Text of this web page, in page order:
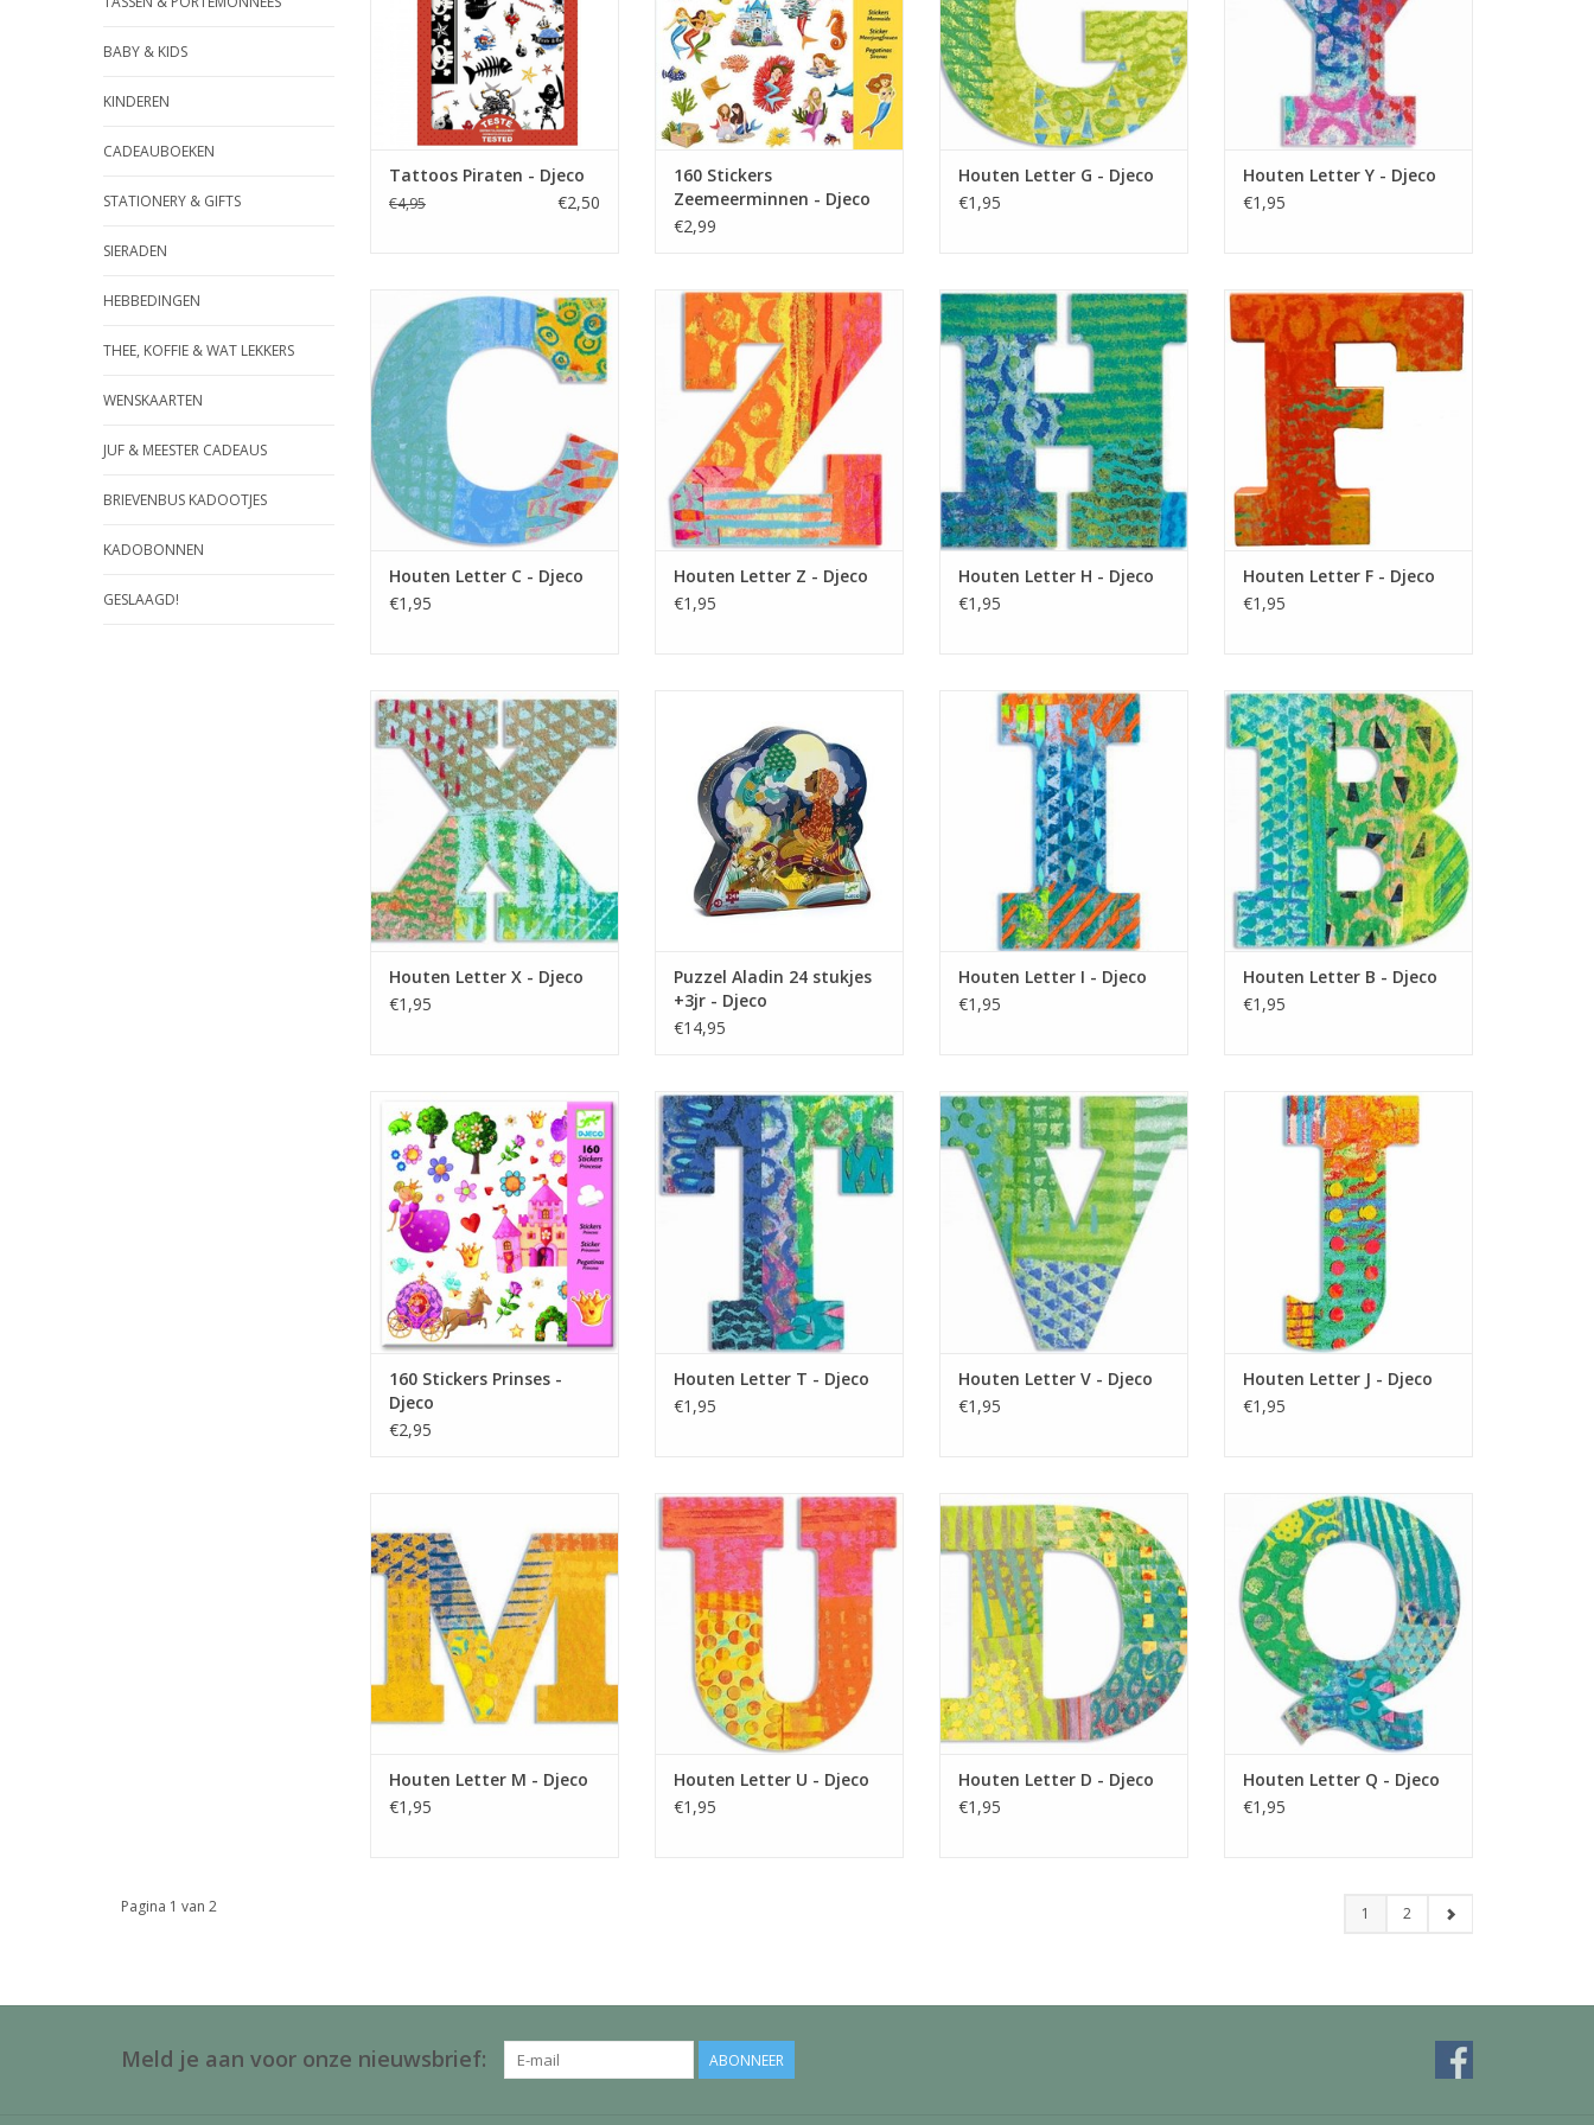
BABY & KIDS
KINDEREN
CADEAUBOEKEN
STATIONERY & GIFTS
SIERADEN
HEBBEDINGEN
THEE, KOFFIE & WAT LEKKERS
WENSKAARTEN
JUF & MEESTER CADEAUS
BRIEVENBUS KADOOTJES
KADOBONNEN
GESLAAGD!
TOEVOEGEN AAN WINKELWAGEN
Tattoos Piraten - Djeco
€4,95 €2,50
beloningsstickers.
TOEVOEGEN AAN WINKELWAGEN
160 Stickers
Zeemeerminnen - Djeco
€2,99
TOEVOEGEN AAN WINKELWAGEN
Houten Letter G - Djeco
€1,95
TOEVOEGEN AAN WINKELWAGEN
Houten Letter Y - Djeco
€1,95
Gekleurde Houten Letter uit de
serie Peacock. Leuk om op een
Slaapkamer deur te plakken,
maar ook om mee te versieren.
TOEVOEGEN AAN WINKELWAGEN
Houten Letter C - Djeco
€1,95
Gekleurde Houten Letter uit de
serie Peacock. Leuk om op een
Slaapkamer deur te plakken,
maar ook om mee te versieren.
TOEVOEGEN AAN WINKELWAGEN
Houten Letter Z - Djeco
€1,95
Gekleurde Houten Letter uit de
serie Peacock. Leuk om op een
Slaapkamer deur te plakken,
maar ook om mee te versieren.
TOEVOEGEN AAN WINKELWAGEN
Houten Letter H - Djeco
€1,95
Gekleurde Houten Letter uit de
serie Peacock. Leuk om op een
Slaapkamer deur te plakken,
maar ook om mee te versieren.
TOEVOEGEN AAN WINKELWAGEN
Houten Letter F - Djeco
€1,95
Gekleurde Houten Letter uit de
serie Peacock. Leuk om op een
Slaapkamer deur te plakken,
maar ook om mee te versieren.
TOEVOEGEN AAN WINKELWAGEN
Houten Letter X - Djeco
€1,95
Djeco
TOEVOEGEN AAN WINKELWAGEN
Puzzel Aladin 24 stukjes
+3jr - Djeco
€14,95
Gekleurde Houten Letter uit de
serie Peacock. Leuk om op een
Slaapkamer deur te plakken,
maar ook om mee te versieren.
TOEVOEGEN AAN WINKELWAGEN
Houten Letter I - Djeco
€1,95
Gekleurde Houten Letter uit de
serie Peacock. Leuk om op een
Slaapkamer deur te plakken,
maar ook om mee te versieren.
TOEVOEGEN AAN WINKELWAGEN
Houten Letter B - Djeco
€1,95
Vrolijke prinsessenstickers van
het merk Djeco. Leuk om je
kunstwerkjes mee op te vrolijken,
maar ook te gebruiken als
beloningsstickers.
TOEVOEGEN AAN WINKELWAGEN
160 Stickers Prinses -
Djeco
€2,95
Gekleurde Houten Letter uit de
serie Peacock. Leuk om op een
Slaapkamer deur te plakken,
maar ook om mee te versieren.
TOEVOEGEN AAN WINKELWAGEN
Houten Letter T - Djeco
€1,95
Gekleurde Houten Letter uit de
serie Peacock. Leuk om op een
Slaapkamer deur te plakken,
maar ook om mee te versieren.
TOEVOEGEN AAN WINKELWAGEN
Houten Letter V - Djeco
€1,95
Gekleurde Houten Letter uit de
serie Peacock. Leuk om op een
Slaapkamer deur te plakken,
maar ook om mee te versieren.
TOEVOEGEN AAN WINKELWAGEN
Houten Letter J - Djeco
€1,95
serie Peacock. Leuk om op een
Slaapkamer deur te plakken,
maar ook om mee te versieren.
TOEVOEGEN AAN WINKELWAGEN
Houten Letter M - Djeco
€1,95
Gekleurde Houten Letter uit de
serie Peacock. Leuk om op een
Slaapkamer deur te plakken,
maar ook om mee te versieren.
TOEVOEGEN AAN WINKELWAGEN
Houten Letter U - Djeco
€1,95
Gekleurde Houten Letter uit de
serie Peacock. Leuk om op een
Slaapkamer deur te plakken,
maar ook om mee te versieren.
TOEVOEGEN AAN WINKELWAGEN
Houten Letter D - Djeco
€1,95
Gekleurde Houten Letter uit de
serie Peacock. Leuk om op een
Slaapkamer deur te plakken,
maar ook om mee te versieren.
TOEVOEGEN AAN WINKELWAGEN
Houten Letter Q - Djeco
€1,95
Pagina 1 van 2 1 2
Meld je aan voor onze nieuwsbrief: ABONNEER